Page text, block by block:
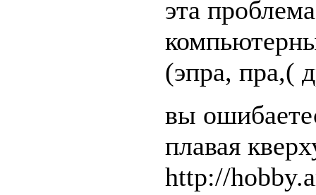
эта
(эпра, пра,(
вы
плавая
http://